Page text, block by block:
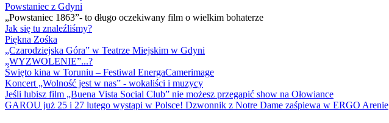
Powstaniec z Gdyni
„Powstaniec 1863”- to długo oczekiwany film o wielkim bohaterze
Jak się tu znaleźliśmy?
Piękna Zośka
„Czarodziejska Góra” w Teatrze Miejskim w Gdyni
„WYZWOLENIE”...?
Święto kina w Toruniu – Festiwal EnergaCamerimage
Koncert „Wolność jest w nas” - wokaliści i muzycy
Jeśli lubisz film „Buena Vista Social Club” nie możesz przegapić show na Ołowiance
GAROU już 25 i 27 lutego wystąpi w Polsce! Dzwonnik z Notre Dame zaśpiewa w ERGO Arenie